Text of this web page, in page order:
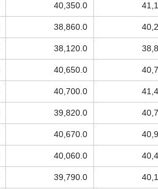
40,350.0
38,860.0
38,120.0
40,650.0
40,700.0
39,820.0
40,670.0
40,060.0
39,790.0